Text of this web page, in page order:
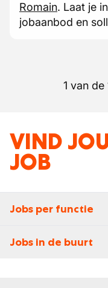
Romain. Laat je
jobaanbod en
1 van
VIND
JOB
Jobs per functie
Jobs in de buurt